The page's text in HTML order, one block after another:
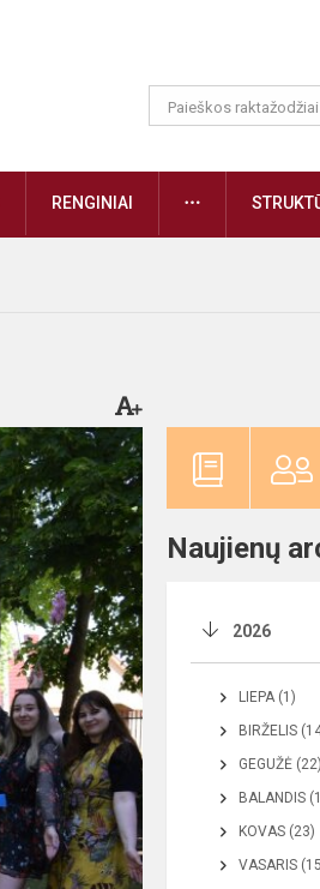
RENGINIAI DAUGIAU
Naujienų
2026
LIEPA (1)
BIRŽELIS
GEGUŽĖ (22)
BALANDIS
KOVAS (23)
VASARIS